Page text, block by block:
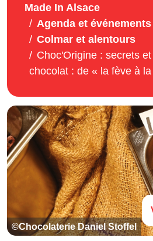
Made In Alsace
Agenda et
Colmar et alentours
Choc'Origine : secrets
chocolat : de « la fève à
©Chocolaterie Daniel Stoffel